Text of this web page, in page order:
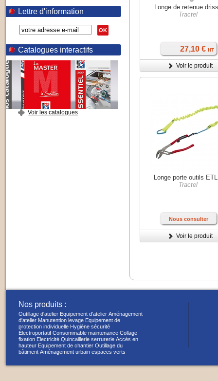
Lettre d'information
OK
Catalogues interactifs
Voir les catalogues
Longe de retenue
Tractel
27,10 € HT
Voir le produit
Longe porte outils
Tractel
Nous consulter
Voir le produit
Nos produits :
Outillage d'atelier Equipement d'atelier Aménagement
d'atelier Manutention levage Equipement de
protection individuelle Hygiène sécurité
Électroportatif Consommable maintenance Collage
fixation Electricité Quincaillerie serrurerie Accès en
hauteur Equipement de chantier Outillage du
bâtiment Aménagement urbain espaces verts